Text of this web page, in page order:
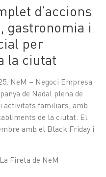
d’accions
gastronomia i
per
la ciutat
NeM – Negoci Empresa
de Nadal plena de
activitats familiars, amb
de la ciutat. El
amb el Black Friday i
Fireta de NeM